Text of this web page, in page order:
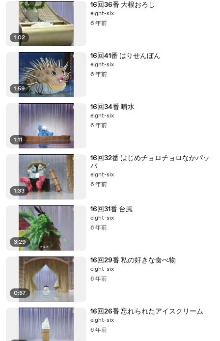
1:02
16回36番 大根おろし
eight-six
6 年前
1:59
16回41番 はりせんぼん
eight-six
6 年前
1:11
16回34番 噴水
eight-six
6 年前
1:33
16回32番 はじめチョロチョロなかパッ
パ
eight-six
6 年前
3:29
16回31番 台風
eight-six
6 年前
0:57
16回29番 私の好きな食べ物
eight-six
6 年前
16回26番 忘れられたアイスクリーム
eight-six
6 年前